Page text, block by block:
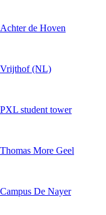
Achter de Hoven
Vrijthof (NL)
PXL student tower
Thomas More Geel
Campus De Nayer